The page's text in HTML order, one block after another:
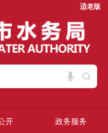
适老版
开 政务服务